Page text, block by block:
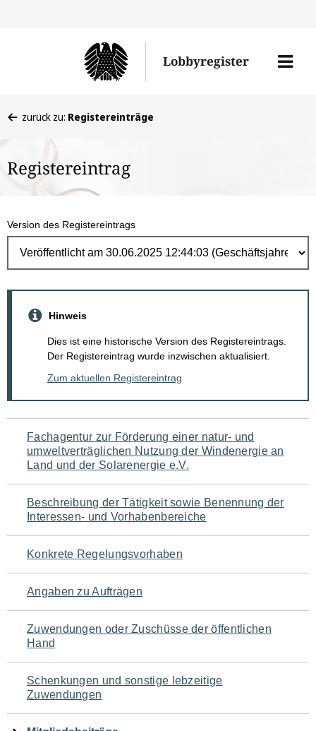
Lobbyregister
Menü
befinden
hier:
zurück zu: Registereinträge
Registereintrag
Version des Registereintrags
Hinweis
Dies ist eine historische Version des Registereintrags.
Der Registereintrag wurde inzwischen aktualisiert.
Zum aktuellen Registereintrag
Navigation
für
den
Seiteninhalt
Fachagentur zur Förderung einer natur- und
umweltverträglichen Nutzung der Windenergie an
Land und der Solarenergie e.V.
Beschreibung der Tätigkeit sowie Benennung der
Interessen- und Vorhabenbereiche
Konkrete Regelungsvorhaben
Angaben zu Aufträgen
Zuwendungen oder Zuschüsse der öffentlichen
Hand
Schenkungen und sonstige lebzeitige
Zuwendungen